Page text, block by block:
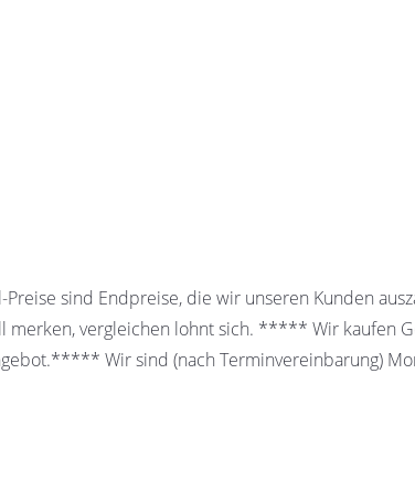
sind Endpreise, die wir unseren Kunden
merken, vergleichen lohnt sich. ***** Wir kaufen
Wir sind (nach Terminvereinbarung)